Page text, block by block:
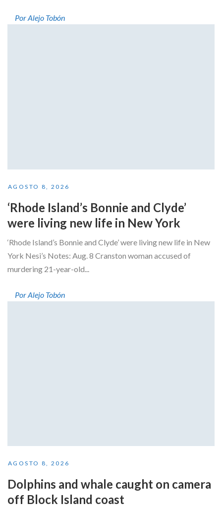
Por Alejo Tobón
AGOSTO 8, 2026
‘Rhode Island’s Bonnie and Clyde’
were living new life in New York
‘Rhode Island’s Bonnie and Clyde’ were living new life in New
York Nesi’s Notes: Aug. 8 Cranston woman accused of
murdering 21-year-old...
Por Alejo Tobón
AGOSTO 8, 2026
Dolphins and whale caught on camera
off Block Island coast